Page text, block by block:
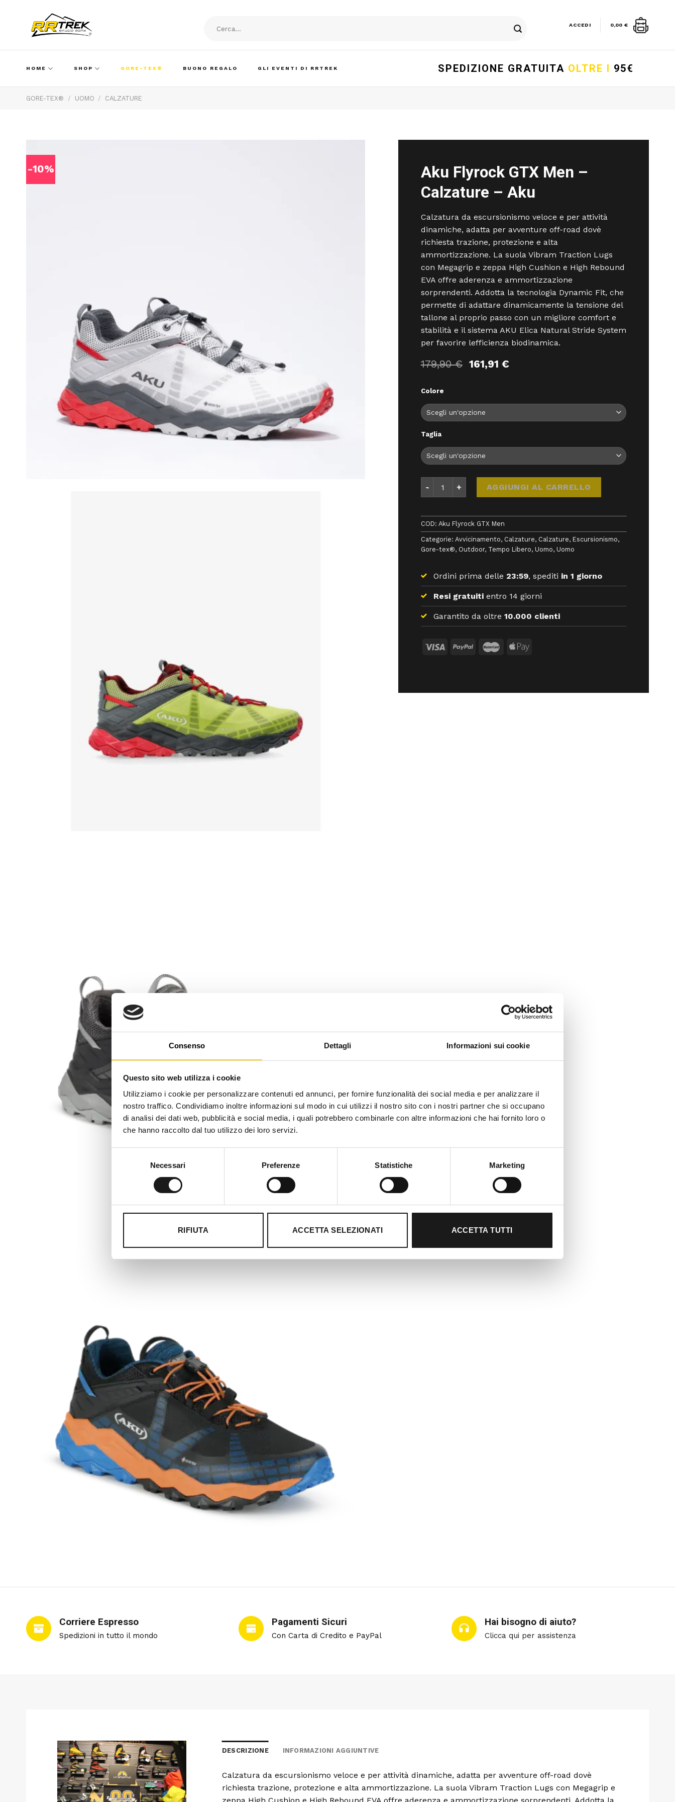
Consenso Dettagli Informazioni sui cookie
Questo sito web utilizza i cookie
Utilizziamo i cookie per personalizzare contenuti ed annunci, per fornire funzionalità dei social media e per analizzare il
nostro traffico. Condividiamo inoltre informazioni sul modo in cui utilizzi il nostro sito con i nostri partner che si occupano
di analisi dei dati web, pubblicità e social media, i quali potrebbero combinarle con altre informazioni che hai fornito loro o
che hanno raccolto dal tuo utilizzo dei loro servizi.
Necessari Preferenze Statistiche Marketing
RIFIUTA ACCETTA SELEZIONATI ACCETTA TUTTI
ACCEDI 0,00 €
HOME SHOP GORE-TEX® BUONO REGALO GLI EVENTI DI RRTREK SPEDIZIONE GRATUITA OLTRE I 95€
GORE-TEX® / UOMO / CALZATURE
-10%
Aku Flyrock GTX Men –
Calzature – Aku
Calzatura da escursionismo veloce e per attività
dinamiche, adatta per avventure off-road dovè
richiesta trazione, protezione e alta
ammortizzazione. La suola Vibram Traction Lugs
con Megagrip e zeppa High Cushion e High Rebound
EVA offre aderenza e ammortizzazione
sorprendenti. Addotta la tecnologia Dynamic Fit, che
permette di adattare dinamicamente la tensione del
tallone al proprio passo con un migliore comfort e
stabilità e il sistema AKU Elica Natural Stride System
per favorire lefficienza biodinamica.
179,90€ Il
prezzo
179,90 €.
161,91 €Il
161,91 €.
Colore
Taglia
AGGIUNGI AL CARRELLO
COD: Aku Flyrock GTX Men
Categorie: Avvicinamento, Calzature, Calzature, Escursionismo,
Gore-tex®, Outdoor, Tempo Libero, Uomo, Uomo
Ordini prima delle 23:59, spediti in 1 giorno
Resi gratuitientro 14 giorni
Garantito da oltre 10.000 clienti
Corriere Espresso
Spedizioni in tutto il mondo
Pagamenti Sicuri
Con Carta di Credito e PayPal
Hai bisogno di aiuto?
Clicca qui per assistenza
DESCRIZIONE INFORMAZIONI AGGIUNTIVE
Calzatura da escursionismo veloce e per attività dinamiche, adatta per avventure off-road dovè
richiesta trazione, protezione e alta ammortizzazione. La suola Vibram Traction Lugs con Megagrip e